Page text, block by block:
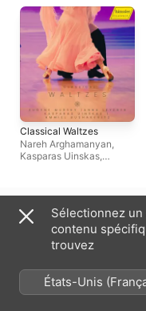
Classical Waltzes
Nareh Arghamanyan,
Kasparas Uinskas,
France (Français) English
Apple Inc.
Avertissement concernant les
Sélectionnez
contenu
trouvez
États-Unis
France)